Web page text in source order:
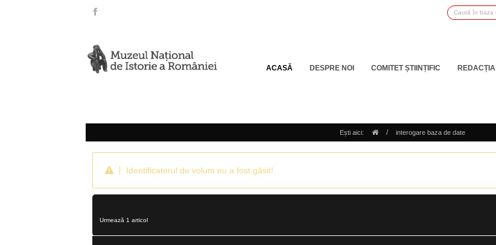
ACASĂ DESPRE NOI COMITET ȘTIINȚIFIC REDACȚIA
Ești aici: / interogare baza de date
Identificatorul de volum nu a fost găsit!
Urmează 1 articol